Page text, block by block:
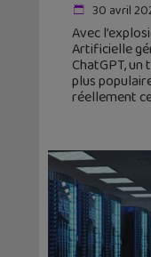
30 avril
Avec
Artificielle
ChatGPT,
plus
réellement